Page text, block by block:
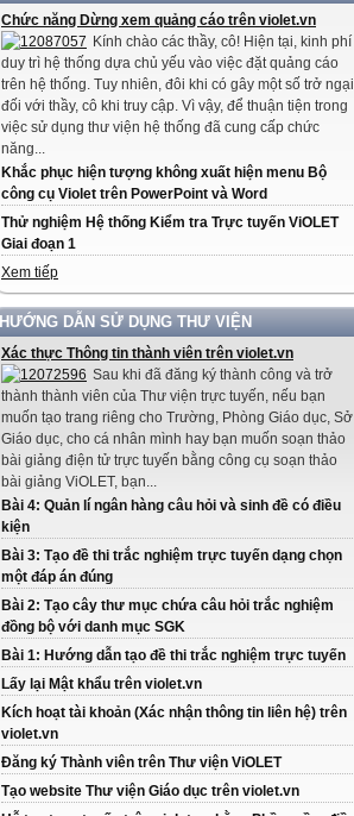
Chức năng Dừng xem quảng cáo trên violet.vn
Kính chào các thầy, cô! Hiện tại, kinh phí
duy trì hệ thống dựa chủ yếu vào việc đặt quảng cáo
trên hệ thống. Tuy nhiên, đôi khi có gây một số trở ngại
đối với thầy, cô khi truy cập. Vì vậy, để thuận tiện trong
việc sử dụng thư viện hệ thống đã cung cấp chức
năng...
Khắc phục hiện tượng không xuất hiện menu Bộ
công cụ Violet trên PowerPoint và Word
Thử nghiệm Hệ thống Kiểm tra Trực tuyến ViOLET
Giai đoạn 1
Xem tiếp
HƯỚNG DẪN SỬ DỤNG THƯ VIỆN
Xác thực Thông tin thành viên trên violet.vn
Sau khi đã đăng ký thành công và trở
thành thành viên của Thư viện trực tuyến, nếu bạn
muốn tạo trang riêng cho Trường, Phòng Giáo dục, Sở
Giáo dục, cho cá nhân mình hay bạn muốn soạn thảo
bài giảng điện tử trực tuyến bằng công cụ soạn thảo
bài giảng ViOLET, bạn...
Bài 4: Quản lí ngân hàng câu hỏi và sinh đề có điều
kiện
Bài 3: Tạo đề thi trắc nghiệm trực tuyến dạng chọn
một đáp án đúng
Bài 2: Tạo cây thư mục chứa câu hỏi trắc nghiệm
đồng bộ với danh mục SGK
Bài 1: Hướng dẫn tạo đề thi trắc nghiệm trực tuyến
Lấy lại Mật khẩu trên violet.vn
Kích hoạt tài khoản (Xác nhận thông tin liên hệ) trên
violet.vn
Đăng ký Thành viên trên Thư viện ViOLET
Tạo website Thư viện Giáo dục trên violet.vn